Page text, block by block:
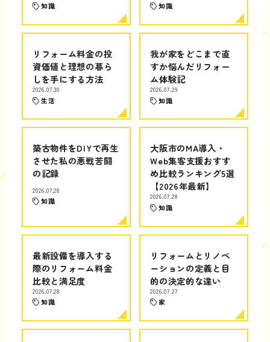
知識 知識
リフォーム料金の投
資価値と理想の暮ら
しを手にする方法
2026.07.30
生活
我が家をどこまで直
すか悩んだリフォー
ム体験記
2026.07.29
知識
築古物件をDIYで再生
させた私の悪戦苦闘
の記録
2026.07.28
知識
大阪市のMA導入・
Web集客支援おすす
め比較ランキング5選
【2026年最新】
2026.07.28
知識
最新設備を導入する
際のリフォーム料金
比較と満足度
2026.07.28
知識
リフォームとリノベ
ーションの定義と目
的の決定的な違い
2026.07.27
家